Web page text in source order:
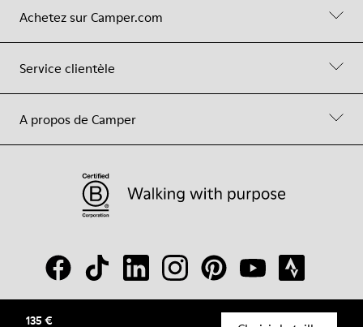
135 €
Achetez sur Camper.com
Service clientèle
A propos de Camper